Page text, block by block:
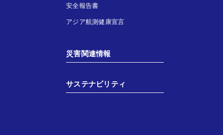
安全報告書
アジア航測健康宣言
災害関連情報
サステナビリティ